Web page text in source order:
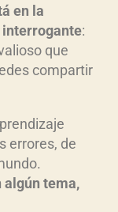
en la
interrogante:
que
compartir
errores, de
algún tema,